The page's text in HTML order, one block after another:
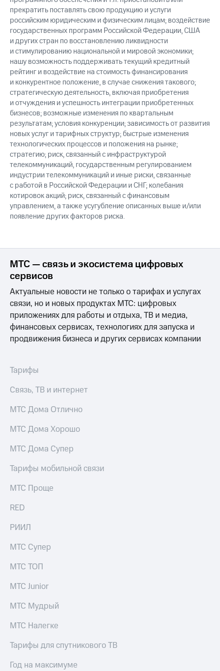
прекратить поставлять свою продукцию и услуги
российским юридическим и физическим лицам; воздействие
государственных программ Российской Федерации, США
и других стран по восстановлению ликвидности
и стимулированию национальной и мировой экономики;
нашу возможность поддерживать текущий кредитный
рейтинг и воздействие на стоимость финансирования
и конкурентное положение, в случае снижения такового;
стратегическую деятельность, включая приобретения
и отчуждения и успешность интеграции приобретенных
бизнесов; возможные изменения по квартальным
результатам; условия конкуренции; зависимость от развития
новых услуг и тарифных структур; быстрые изменения
технологических процессов и положения на рынке;
стратегию; риск, связанный с инфраструктурой
телекоммуникаций, государственным регулированием
индустрии телекоммуникаций и иные риски, связанные
с работой в Российской Федерации и СНГ; колебания
котировок акций; риск, связанный с финансовым
управлением, а также усугубление описанных выше и/или
появление других факторов риска.
МТС — связь и экосистема цифровых
сервисов
Актуальные новости не только о тарифах и услугах
связи, но и новых продуктах МТС: цифровых
приложениях для работы и отдыха, ТВ и медиа,
финансовых сервисах, технологиях для запуска и
продвижения бизнеса и других сервисах компании
Тарифы
Связь, ТВ и интернет
МТС Дома Отлично
МТС Дома Хорошо
МТС Дома Супер
Тарифы мобильной связи
МТС Проще
RED
РИИЛ
МТС Супер
МТС ТОП
МТС Junior
МТС Мудрый
МТС Налегке
Тарифы для спутникового ТВ
Год на максимуме